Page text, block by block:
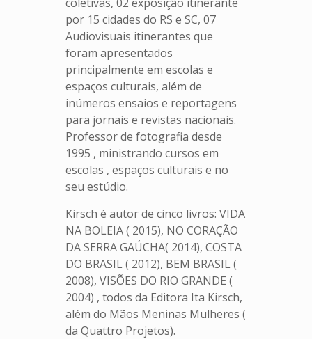
por 15 cidades do RS e SC, 07
Audiovisuais itinerantes que
foram apresentados
principalmente em escolas e
espaços culturais, além de
inúmeros ensaios e reportagens
para jornais e revistas nacionais.
Professor de fotografia desde
1995 , ministrando cursos em
escolas , espaços culturais e no
seu estúdio.
Kirsch é autor de cinco livros: VIDA
NA BOLEIA ( 2015), NO CORAÇÃO
DA SERRA GAÚCHA( 2014), COSTA
DO BRASIL ( 2012), BEM BRASIL (
2008), VISÕES DO RIO GRANDE (
2004) , todos da Editora Ita Kirsch,
além do Mãos Meninas Mulheres (
da Quattro Projetos).